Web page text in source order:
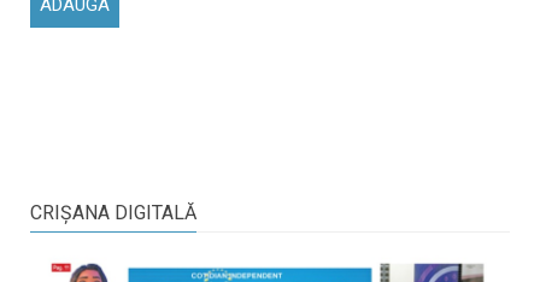
CRIŞANA DIGITALĂ